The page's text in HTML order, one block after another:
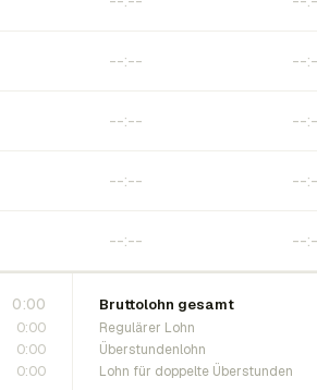
0:00
0:00
0:00
0:00
Bruttolohn gesamt
Regulärer Lohn
Überstundenlohn
Lohn für doppelte Überstunden